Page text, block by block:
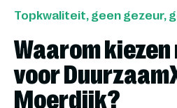
Topkwaliteit, geen gezeur,
Waarom kiezen
voor
Moerdijk?